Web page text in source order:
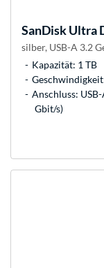
SanDiskUltra
silber, USB-A 3.2
Kapazität: 1 TB
Anschluss: USB-
Gbit/s)